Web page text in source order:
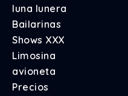
luna lunera
Bailarinas
Shows XXX
Limosina
avioneta
Precios